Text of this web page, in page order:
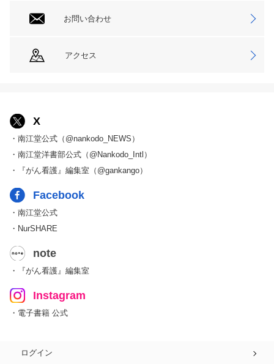
お問い合わせ
アクセス
X
・南江堂公式（@nankodo_NEWS）
・南江堂洋書部公式（@Nankodo_Intl）
・『がん看護』編集室（@gankango）
Facebook
・南江堂公式
・NurSHARE
note
・『がん看護』編集室
Instagram
・電子書籍 公式
ログイン